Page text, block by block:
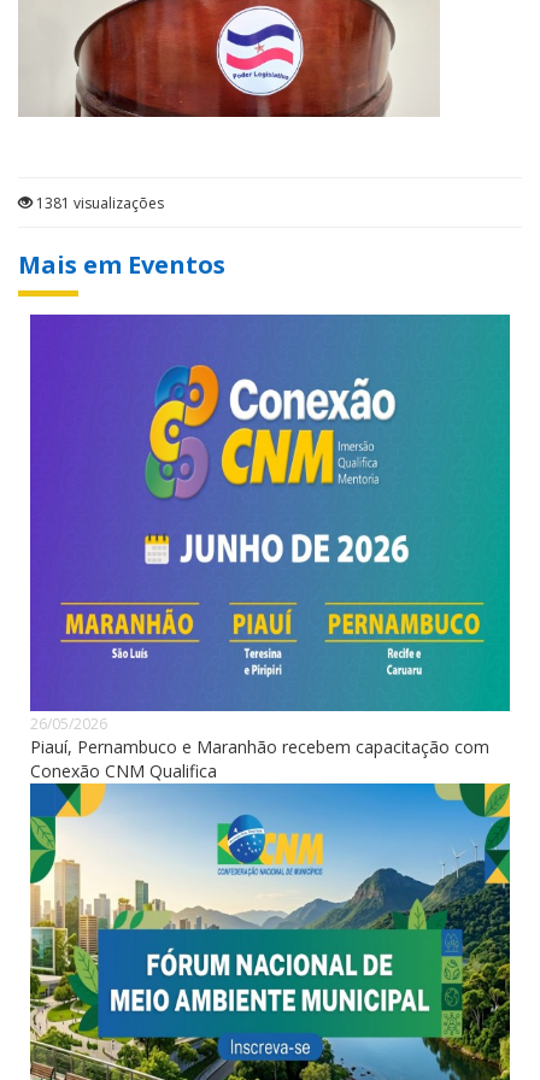
1381 visualizações
Mais em Eventos
26/05/2026
Piauí, Pernambuco e Maranhão recebem capacitação com
Conexão CNM Qualifica